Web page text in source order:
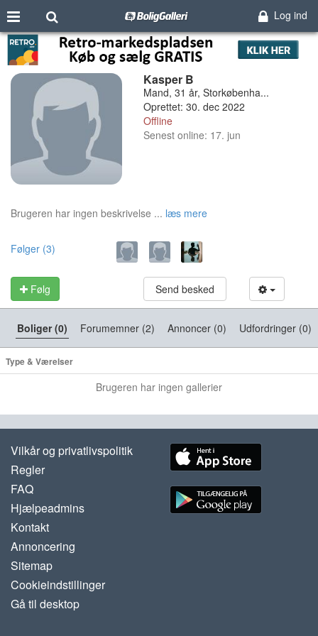
Log ind
Kasper B
Mand, 31 år, Storkøbenha...
Oprettet: 30. dec 2022
Offline
Senest online: 17. jun
Brugeren har ingen beskrivelse ... læs mere
Følger (3)
Følg Send besked
Boliger (0) Forumemner (2) Annoncer (0) Udfordringer (0)
Type & Værelser
Brugeren har ingen gallerier
Vilkår og privatlivspolitik
Regler
FAQ
Hjælpeadmins
Kontakt
Annoncering
Sitemap
Cookieindstillinger
Gå til desktop